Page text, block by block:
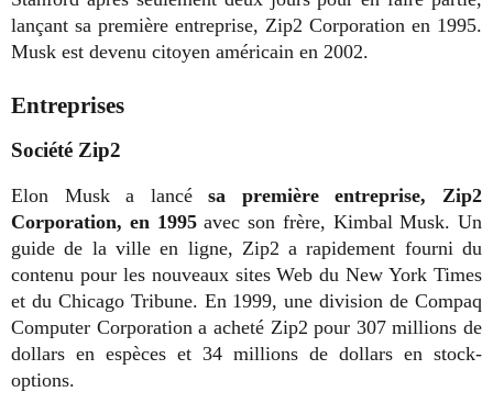
lançant sa première entreprise, Zip2 Corporation en 1995.
Musk est devenu citoyen américain en 2002.
Entreprises
Société Zip2
Elon Musk a lancésa première entreprise, Zip2
Corporation, en 1995avec son frère, Kimbal Musk. Un
guide de la ville en ligne, Zip2 a rapidement fourni du
contenu pour les nouveaux sites Web du New York Times
et du Chicago Tribune. En 1999, une division de Compaq
Computer Corporation a acheté Zip2 pour 307 millions de
dollars en espèces et 34 millions de dollars en stock-
options.